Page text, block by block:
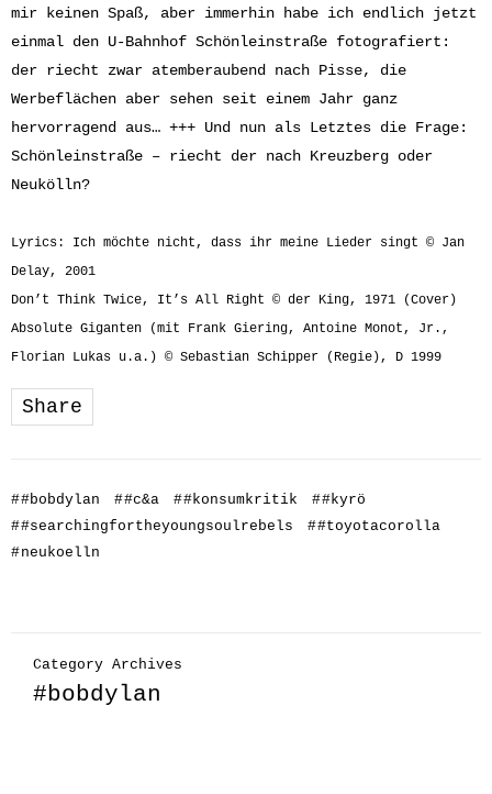
mir keinen Spaß, aber immerhin habe ich endlich jetzt
einmal den U-Bahnhof Schönleinstraße fotografiert:
der riecht zwar atemberaubend nach Pisse, die
Werbeflächen aber sehen seit einem Jahr ganz
hervorragend aus… +++ Und nun als Letztes die Frage:
Schönleinstraße – riecht der nach Kreuzberg oder
Neukölln?
Lyrics: Ich möchte nicht, dass ihr meine Lieder singt © Jan
Delay, 2001
Don’t Think Twice, It’s All Right © der King, 1971 (Cover)
Absolute Giganten (mit Frank Giering, Antoine Monot, Jr.,
Florian Lukas u.a.) © Sebastian Schipper (Regie), D 1999
Share
##bobdylan ##c&a ##konsumkritik ##kyrö
##searchingfortheyoungsoulrebels ##toyotacorolla
#neukoelln
Category Archives
#bobdylan